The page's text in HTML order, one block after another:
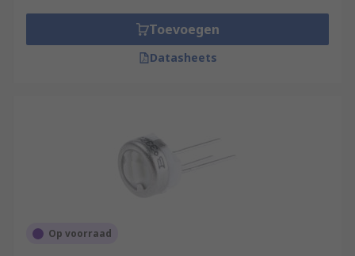
Toevoegen
Datasheets
Op voorraad